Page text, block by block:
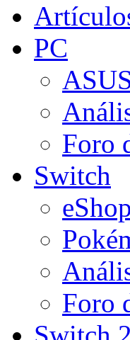
PC
Foro
Switch
eShop
Foro